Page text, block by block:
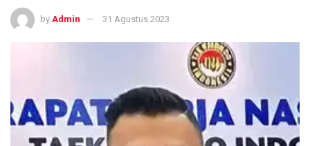
by Admin 31 Agustus 2023